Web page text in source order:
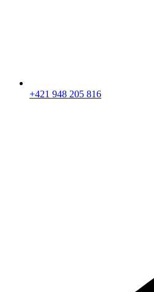
+421 948 205 816